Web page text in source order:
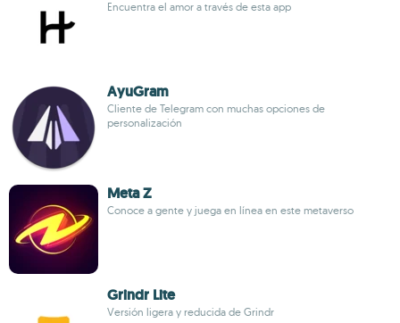
Encuentra el amor a través de esta app
AyuGram
Cliente de Telegram con muchas opciones de
personalización
Meta Z
Conoce a gente y juega en línea en este metaverso
Grindr Lite
Versión ligera y reducida de Grindr